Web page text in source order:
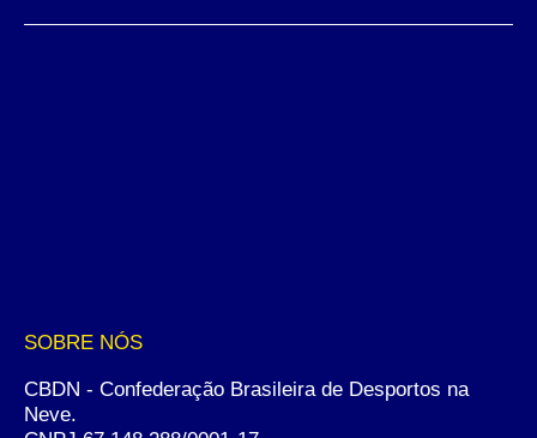
SOBRE NÓS
CBDN - Confederação Brasileira de Desportos na
Neve.